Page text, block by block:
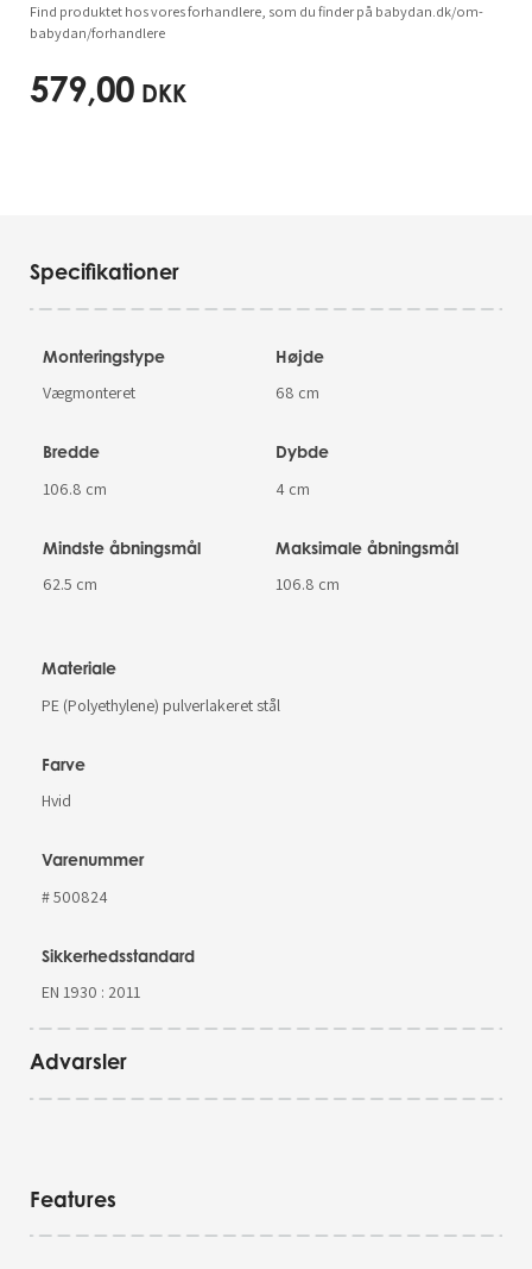
Find produktet hos vores forhandlere, som du finder på babydan.dk/om-
babydan/forhandlere
579,00 DKK
Specifikationer
Monteringstype
Vægmonteret
Højde
68 cm
Bredde
106.8 cm
Dybde
4 cm
Mindste åbningsmål
62.5 cm
Maksimale åbningsmål
106.8 cm
Materiale
PE (Polyethylene) pulverlakeret stål
Farve
Hvid
Varenummer
# 500824
Sikkerhedsstandard
EN 1930 : 2011
Advarsler
Features